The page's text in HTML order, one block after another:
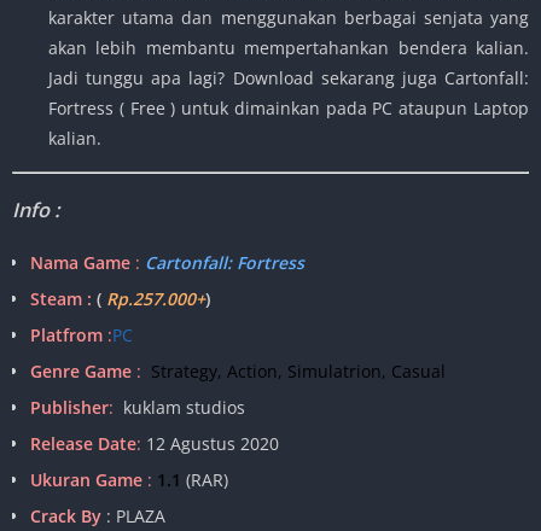
karakter utama dan menggunakan berbagai senjata yang
akan lebih membantu mempertahankan bendera kalian.
Jadi tunggu apa lagi? Download sekarang juga Cartonfall:
Fortress ( Free ) untuk dimainkan pada PC ataupun Laptop
kalian.
Info :
Nama Game : Cartonfall: Fortress
Steam : ( Rp.257.000+)
Platfrom :PC
Genre Game : Strategy, Action, Simulatrion, Casual
Publisher: kuklam studios
Release Date: 12 Agustus 2020
Ukuran Game : 1.1 (RAR)
Crack By : PLAZA